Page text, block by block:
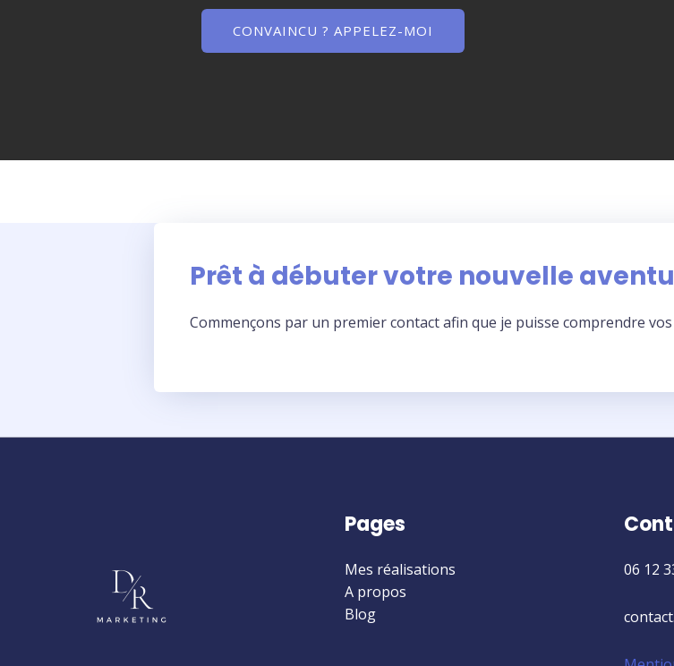
CONVAINCU ? APPELEZ-MOI
Prêt à débuter votre nouvelle
Commençons par un premier contact afin que je puisse comprendre
Pages
Mes réalisations
A propos
Blog
06 12